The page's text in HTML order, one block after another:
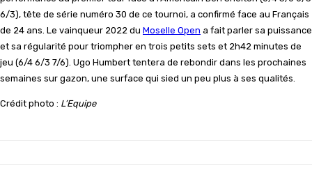
6/3), tête de série numéro 30 de ce tournoi, a confirmé face au Français
de 24 ans. Le vainqueur 2022 du Moselle Open a fait parler sa puissance
et sa régularité pour triompher en trois petits sets et 2h42 minutes de
jeu (6/4 6/3 7/6). Ugo Humbert tentera de rebondir dans les prochaines
semaines sur gazon, une surface qui sied un peu plus à ses qualités.
Crédit photo : L’Equipe